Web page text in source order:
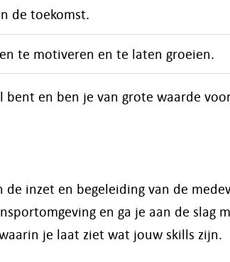
de toekomst.
te motiveren en te laten groeien.
en ben je van grote waarde
inzet en begeleiding van de
en ga je aan de slag
je laat ziet wat jouw skills zijn.